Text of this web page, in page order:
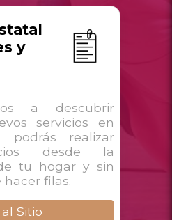
y
a descubrir
servicios en
podrás realizar
desde la
tu hogar y sin
hacer filas.
al Sitio